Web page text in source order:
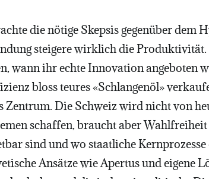
die nötige Skepsis gegenüber dem
steigere wirklich die Produktivität.
wann ihr echte Innovation angeboten
bloss teures «Schlangenöl»
Zentrum. Die Schweiz wird nicht von
schaffen, braucht aber
sind und wo staatliche
Ansätze wie Apertus und eigene